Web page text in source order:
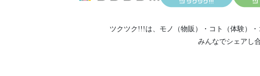
ツクツク!!!は、 モノ（物販） ・ コト（体験） ・
みんなでシェアし